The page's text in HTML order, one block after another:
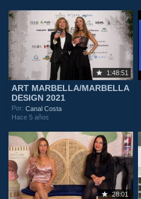
1:48:51
ART MARBELLA/MARBELLA
DESIGN 2021
Por:Canal Costa
Hace 5 años
28:01